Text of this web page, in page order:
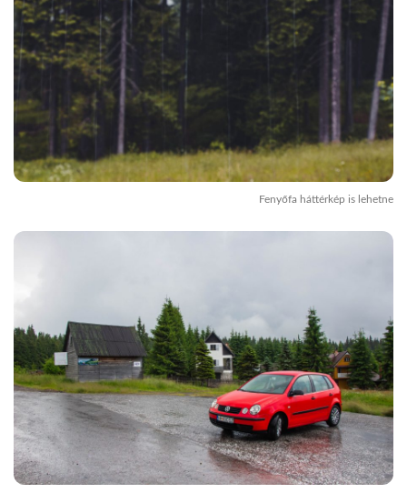
Fenyőfa háttérkép is lehetne